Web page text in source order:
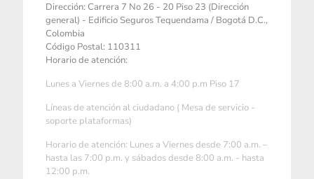
Dirección: Carrera 7 No 26 - 20 Piso 23 (Dirección
general) - Edificio Seguros Tequendama / Bogotá D.C.,
Colombia
Código Postal: 110311
Horario de atención:
Lunes a Viernes de 8:00 a.m. a 4:00 p.m Piso 17
Líneas de atención al ciudadano ( Mesa de servicio -
soporte plataformas)
Horario de atención: Lunes a Viernes desde 7:00 a.m. –
hasta las 7:00 p.m. y sábados desde 8:00 a.m. - hasta
12:00 p.m.